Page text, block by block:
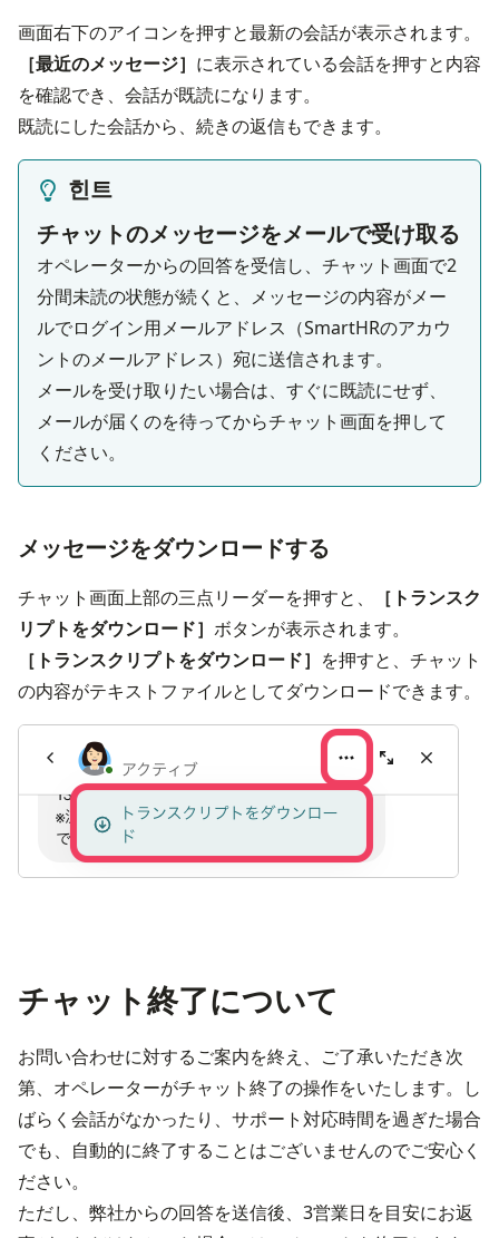
画面右下のアイコンを押すと最新の会話が表示されます。
［最近のメッセージ］ に表示されている会話を押すと内容
を確認でき、会話が既読になります。
既読にした会話から、続きの返信もできます。
힌트
チャットのメッセージをメールで受け取る
オペレーターからの回答を受信し、チャット画面で2
分間未読の状態が続くと、メッセージの内容がメー
ルでログイン用メールアドレス（SmartHRのアカウ
ントのメールアドレス）宛に送信されます。
メールを受け取りたい場合は、すぐに既読にせず、
メールが届くのを待ってからチャット画面を押して
ください。
メッセージをダウンロードする
チャット画面上部の三点リーダーを押すと、
［トランスク
リプトをダウンロード］ ボタンが表示されます。
［トランスクリプトをダウンロード］ を押すと、チャット
の内容がテキストファイルとしてダウンロードできます。
チャット終了について
お問い合わせに対するご案内を終え、ご了承いただき次
第、オペレーターがチャット終了の操作をいたします。し
ばらく会話がなかったり、サポート対応時間を過ぎた場合
でも、自動的に終了することはございませんのでご安心く
ださい。
ただし、弊社からの回答を送信後、3営業日を目安にお返